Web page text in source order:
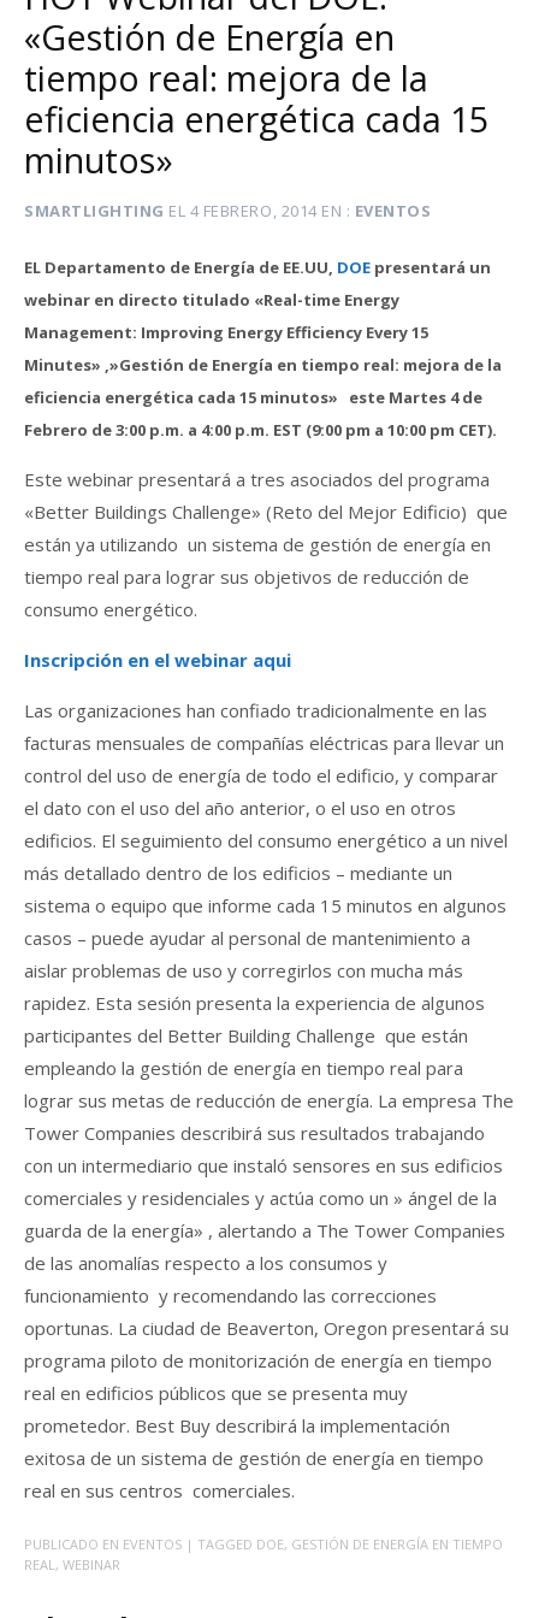
«Gestión de Energía en
tiempo real: mejora de la
eficiencia energética cada 15
minutos»
SMARTLIGHTING EL 4 FEBRERO, 2014EN EVENTOS
EL Departamento de Energía de EE.UU, DOE presentará un
webinar en directo titulado «Real-time Energy
Management: Improving Energy Efficiency Every 15
Minutes» ,»Gestión de Energía en tiempo real: mejora de la
eficiencia energética cada 15 minutos» este Martes 4 de
Febrero de 3:00 p.m. a 4:00 p.m. EST (9:00 pm a 10:00 pm CET).
Este webinar presentará a tres asociados del programa
«Better Buildings Challenge» (Reto del Mejor Edificio) que
están ya utilizando un sistema de gestión de energía en
tiempo real para lograr sus objetivos de reducción de
consumo energético.
Inscripción en el webinar aqui
Las organizaciones han confiado tradicionalmente en las
facturas mensuales de compañías eléctricas para llevar un
control del uso de energía de todo el edificio, y comparar
el dato con el uso del año anterior, o el uso en otros
edificios. El seguimiento del consumo energético a un nivel
más detallado dentro de los edificios – mediante un
sistema o equipo que informe cada 15 minutos en algunos
casos – puede ayudar al personal de mantenimiento a
aislar problemas de uso y corregirlos con mucha más
rapidez. Esta sesión presenta la experiencia de algunos
participantes del Better Building Challenge que están
empleando la gestión de energía en tiempo real para
lograr sus metas de reducción de energía. La empresa The
Tower Companies describirá sus resultados trabajando
con un intermediario que instaló sensores en sus edificios
comerciales y residenciales y actúa como un » ángel de la
guarda de la energía» , alertando a The Tower Companies
de las anomalías respecto a los consumos y
funcionamiento y recomendando las correcciones
oportunas. La ciudad de Beaverton, Oregon presentará su
programa piloto de monitorización de energía en tiempo
real en edificios públicos que se presenta muy
prometedor. Best Buy describirá la implementación
exitosa de un sistema de gestión de energía en tiempo
real en sus centros comerciales.
PUBLICADO EN EVENTOS | TAGGED DOE, GESTIÓN DE ENERGÍA EN TIEMPO
REAL, WEBINAR